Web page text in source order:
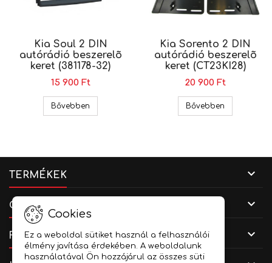
Kia Soul 2 DIN
autórádió beszerelõ
keret (381178-32)
15 900 Ft
Bővebben Kia Soul 2 DIN autórádió beszerelõ keret
Kia Sorento 2 DIN
autórádió beszerelõ
keret (CT23KI28)
20 900 Ft
Bővebben
TERMÉKEK 
CÉGADATOK 
FIÓKOD 
Cookies
Ez a weboldal sütiket használ a felhasználói
élmény javítása érdekében. A weboldalunk
használatával Ön hozzájárul az összes süti